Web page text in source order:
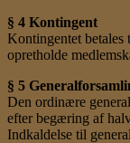
§ 4 Kontingent
Kontingentet betales
opretholde
§ 5
Den ordinære
efter begæring af
Indkaldelse til